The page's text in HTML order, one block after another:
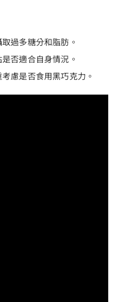
過多糖分和脂肪。
否適合自身情況。
慮是否食用黑巧克力。